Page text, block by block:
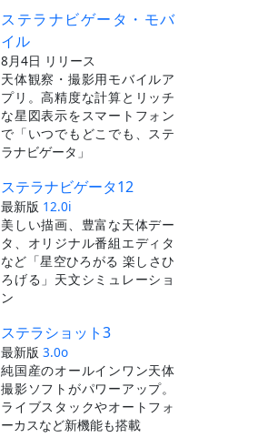
ステラナビゲータ・モバ
イル
8月4日 リリース
天体観察・撮影用モバイルア
プリ。高精度な計算とリッチ
な星図表示をスマートフォン
で「いつでもどこでも、ステ
ラナビゲータ」
ステラナビゲータ12
最新版 12.0i
美しい描画、豊富な天体デー
タ、オリジナル番組エディタ
など「星空ひろがる 楽しさひ
ろげる」天文シミュレーショ
ン
ステラショット3
最新版 3.0o
純国産のオールインワン天体
撮影ソフトがパワーアップ。
ライブスタックやオートフォ
ーカスなど新機能も搭載